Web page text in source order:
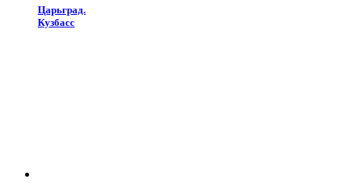
Царьград.
Кузбасс